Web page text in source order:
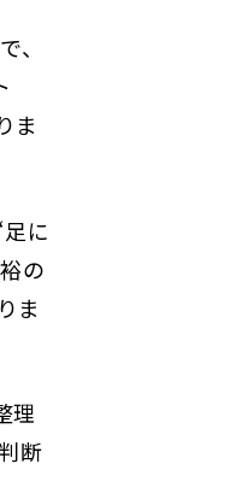
、
ま
に
の
ま
理
断